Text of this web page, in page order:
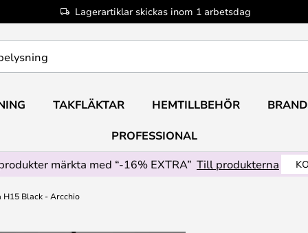
Lagerartiklar skickas inom 1 arbetsdag
TAKFLÄKTAR HEMTILLBEHÖR
PROFESSIONAL
märkta med “-16% EXTRA” Till produkterna
H15 Black - Arcchio